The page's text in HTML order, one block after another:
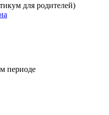
для родителей)
периоде